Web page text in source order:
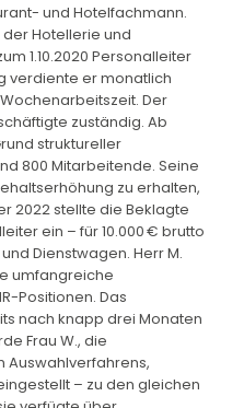
und Hotelfachmann.
Hotellerie und
1.10.2020 Personalleiter
verdiente er monatlich
Der
zuständig. Ab
struktureller
800 Mitarbeitende. Seine
zu erhalten,
2022 stellte die Beklagte
ein – für 10.000 € brutto
Dienstwagen. Herr M.
umfangreiche
Positionen. Das
nach knapp drei Monaten
Frau W., die
Auswahlverfahrens,
– zu den gleichen